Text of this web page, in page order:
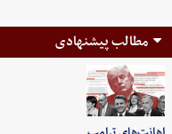
مطالب پیشنهادی